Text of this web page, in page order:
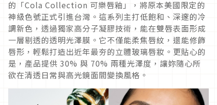
的「Cola Collection 可樂唇釉」，將原本美國限定的
神級色號正式引進台灣。這系列主打低飽和、深邃的冷
調新色，透過獨家高分子凝膠技術，能在雙唇表面形成
一層剔透的透明光澤膜。它不僅能柔焦唇紋，還能修飾
唇形，輕鬆打造出近年最夯的立體玻璃唇妝。更貼心的
是，產品提供 30% 與 70% 兩種光澤度，讓妳隨心所
欲在清透日常與高光鏡面間變換風格。